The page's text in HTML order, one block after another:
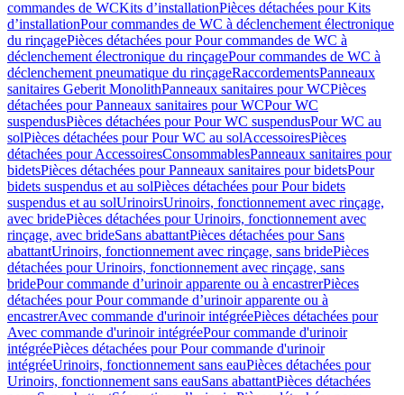
commandes de WCKits d’installationPièces détachées pour Kits
d’installationPour commandes de WC à déclenchement électronique
du rinçagePièces détachées pour Pour commandes de WC à
déclenchement électronique du rinçagePour commandes de WC à
déclenchement pneumatique du rinçageRaccordementsPanneaux
sanitaires Geberit MonolithPanneaux sanitaires pour WCPièces
détachées pour Panneaux sanitaires pour WCPour WC
suspendusPièces détachées pour Pour WC suspendusPour WC au
solPièces détachées pour Pour WC au solAccessoiresPièces
détachées pour AccessoiresConsommablesPanneaux sanitaires pour
bidetsPièces détachées pour Panneaux sanitaires pour bidetsPour
bidets suspendus et au solPièces détachées pour Pour bidets
suspendus et au solUrinoirsUrinoirs, fonctionnement avec rinçage,
avec bridePièces détachées pour Urinoirs, fonctionnement avec
rinçage, avec brideSans abattantPièces détachées pour Sans
abattantUrinoirs, fonctionnement avec rinçage, sans bridePièces
détachées pour Urinoirs, fonctionnement avec rinçage, sans
bridePour commande d’urinoir apparente ou à encastrerPièces
détachées pour Pour commande d’urinoir apparente ou à
encastrerAvec commande d'urinoir intégréePièces détachées pour
Avec commande d'urinoir intégréePour commande d'urinoir
intégréePièces détachées pour Pour commande d'urinoir
intégréeUrinoirs, fonctionnement sans eauPièces détachées pour
Urinoirs, fonctionnement sans eauSans abattantPièces détachées